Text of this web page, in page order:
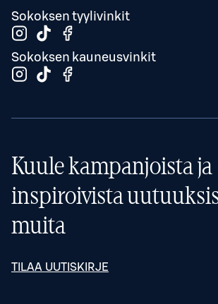
Sokoksen tyylivinkit
Sokoksen kauneusvinkit
Kuule kampanjoista ja
inspiroivista
muita
TILAA UUTISKIRJE